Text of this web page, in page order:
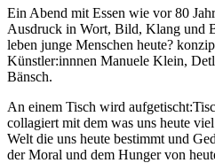
Ein Abend mit Essen wie vor 80
Ausdruck in Wort, Bild, Klang und
leben junge Menschen heute?
Künstler:innnen Manuele Klein,
Bänsch.
An einem Tisch wird
collagiert mit dem was uns heute
Welt die uns heute bestimmt und
der Moral und dem Hunger von